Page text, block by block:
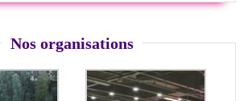
Nos organisations